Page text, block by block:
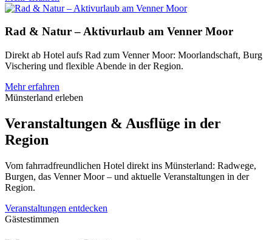
Rad & Natur – Aktivurlaub am Venner Moor
Direkt ab Hotel aufs Rad zum Venner Moor: Moorlandschaft, Burg
Vischering und flexible Abende in der Region.
Mehr erfahren
Münsterland erleben
Veranstaltungen & Ausflüge in der
Region
Vom fahrradfreundlichen Hotel direkt ins Münsterland: Radwege,
Burgen, das Venner Moor – und aktuelle Veranstaltungen in der
Region.
Veranstaltungen entdecken
Gästestimmen